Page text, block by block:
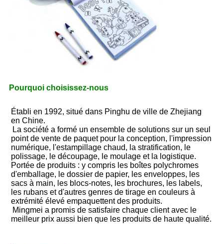
Pourquoi choisissez-nous
Établi en 1992, situé dans Pinghu de ville de Zhejiang
en Chine.
La société a formé un ensemble de solutions sur un seul
point de vente de paquet pour la conception, l'impression
numérique, l'estampillage chaud, la stratification, le
polissage, le découpage, le moulage et la logistique.
Portée de produits : y compris les boîtes polychromes
d'emballage, le dossier de papier, les enveloppes, les
sacs à main, les blocs-notes, les brochures, les labels,
les rubans et d'autres genres de tirage en couleurs à
extrémité élevé empaquettent des produits.
Mingmei a promis de satisfaire chaque client avec le
meilleur prix aussi bien que les produits de haute qualité.